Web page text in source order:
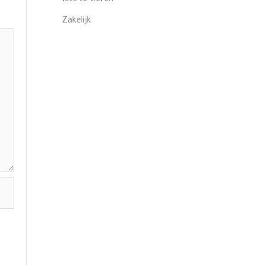
Zakelijk